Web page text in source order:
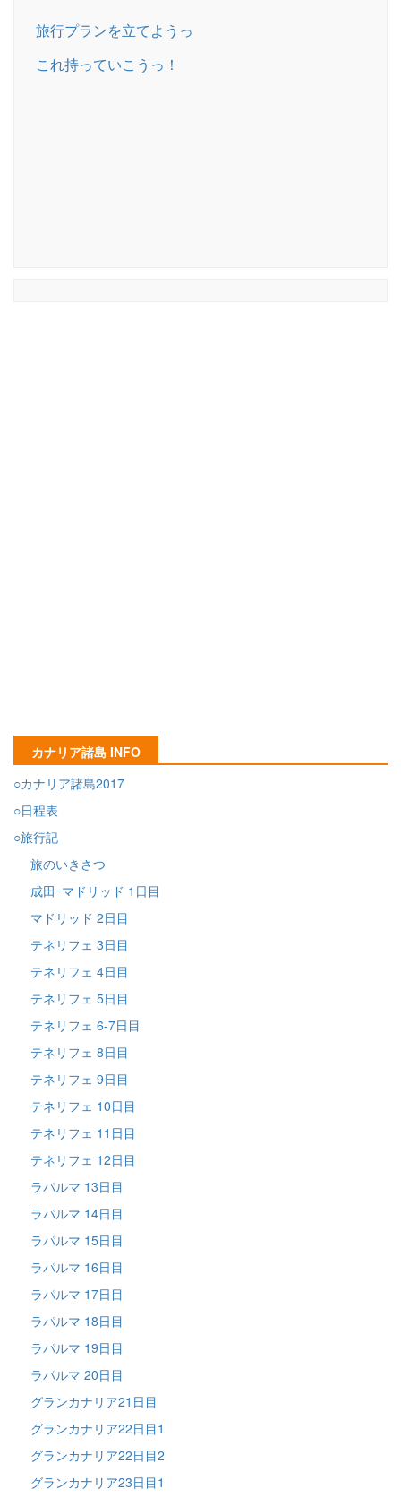
旅行プランを立てようっ
これ持っていこうっ！
カナリア諸島 INFO
○カナリア諸島2017
○日程表
○旅行記
旅のいきさつ
成田ｰマドリッド 1日目
マドリッド 2日目
テネリフェ 3日目
テネリフェ 4日目
テネリフェ 5日目
テネリフェ 6-7日目
テネリフェ 8日目
テネリフェ 9日目
テネリフェ 10日目
テネリフェ 11日目
テネリフェ 12日目
ラパルマ 13日目
ラパルマ 14日目
ラパルマ 15日目
ラパルマ 16日目
ラパルマ 17日目
ラパルマ 18日目
ラパルマ 19日目
ラパルマ 20日目
グランカナリア21日目
グランカナリア22日目1
グランカナリア22日目2
グランカナリア23日目1